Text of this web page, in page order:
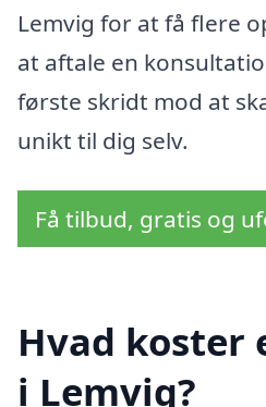
Lemvig for at få flere
at aftale en
første skridt mod at
unikt til dig selv.
Få tilbud, gratis og
Hvad koster
i Lemvig?